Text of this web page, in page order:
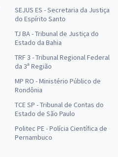
SEJUS ES - Secretaria da Justiça
do Espírito Santo
TJ BA - Tribunal de Justiça do
Estado da Bahia
TRF 3 - Tribunal Regional Federal
da 3ª Região
MP RO - Ministério Público de
Rondônia
TCE SP - Tribunal de Contas do
Estado de São Paulo
Politec PE - Polícia Científica de
Pernambuco